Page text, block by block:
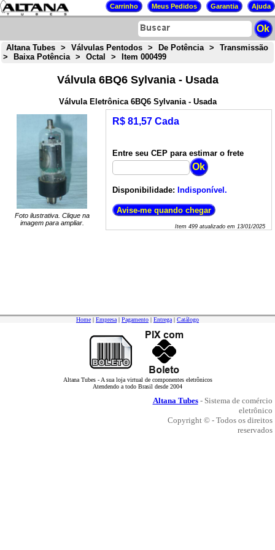
Altana Tubes > Válvulas Pentodos > De Potência >
Transmissão
>
Baixa Potência > Octal > Item 000499
Válvula 6BQ6 Sylvania - Usada
Válvula Eletrônica 6BQ6 Sylvania - Usada
Foto ilustrativa. Clique na
imagem para ampliar.
R$ 81,57 Cada
Entre seu CEP para estimar o frete
Disponibilidade: Indisponível.
Item 499atualizado em 13/01/2025
Home | Empresa | Pagamento | Entrega | Catálogo
Altana Tubes - A sua loja virtual de componentes eletrônicos
Atendendo a todo Brasil desde 2004
Altana Tubes- Sistema de comércio
eletrônico
Copyright © - Todos os direitos
reservados